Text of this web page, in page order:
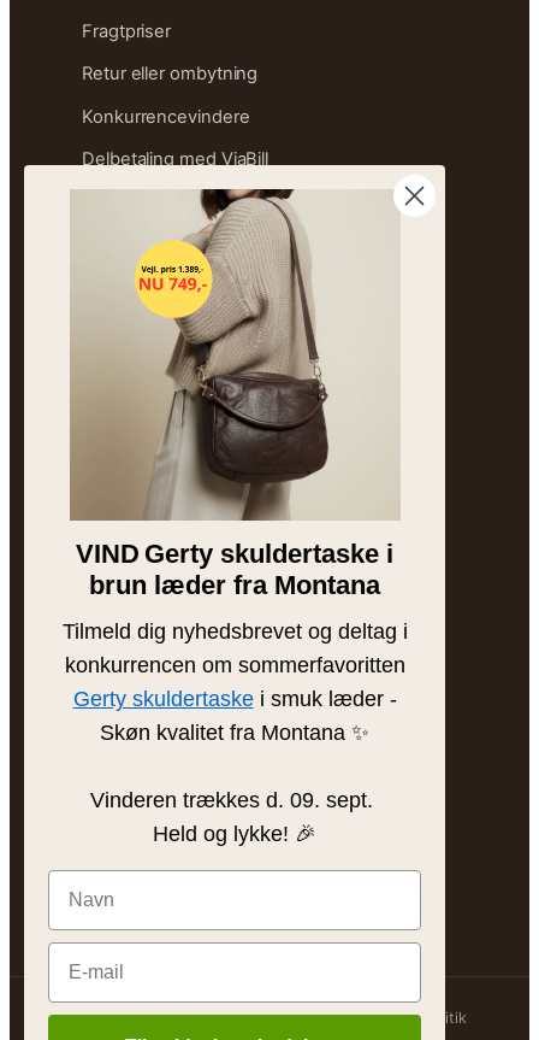
Fragtpriser
Retur eller ombytning
Konkurrencevindere
Delbetaling med ViaBill
Størrelsesguide
Ofte stillede spørgsmål
Sitemap
Vores historie
Besøg butikken
Bytteguide
Blog
Sådan plejer du læder
Gaveinspiration
@frejaskind
© 2026 Freja Skind ApSHandelsbetingelserPersondatapolitik
VIND Gerty skuldertaske i
brun læder fra Montana
Tilmeld dig nyhedsbrevet og deltag i
konkurrencen om sommerfavoritten
Gerty skuldertaskei smuk læder -
Skøn kvalitet fra Montana ✨
Vinderen trækkes d. 09. sept.
Held og lykke! 🎉